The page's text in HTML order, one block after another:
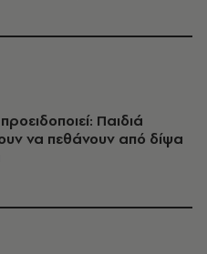
Παιδιά
να πεθάνουν από δίψα